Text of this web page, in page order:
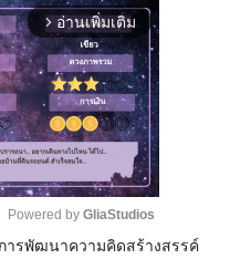
arrow_forward_ios อ่านเพิ่มเติม
Powered by GliaStudios
การพัฒนาความคิดสร้างสรรค์